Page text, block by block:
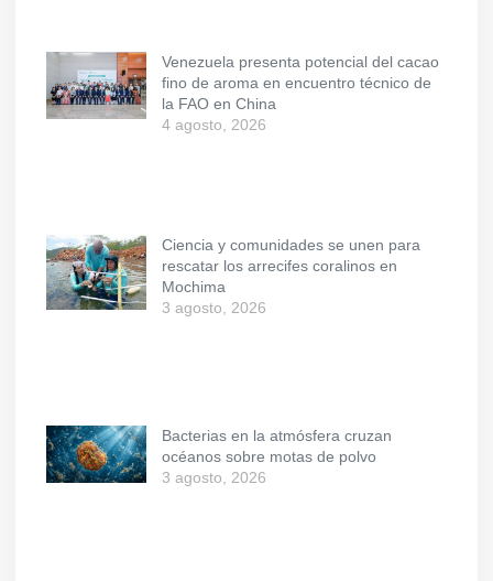
Venezuela presenta potencial del cacao
fino de aroma en encuentro técnico de
la FAO en China
4 agosto, 2026
Ciencia y comunidades se unen para
rescatar los arrecifes coralinos en
Mochima
3 agosto, 2026
Bacterias en la atmósfera cruzan
océanos sobre motas de polvo
3 agosto, 2026